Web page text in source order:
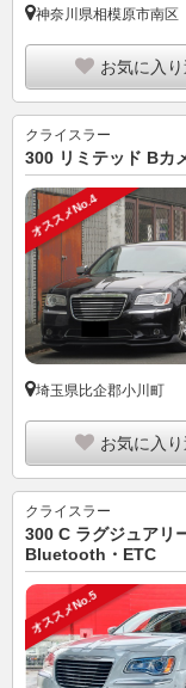
神奈川県相模原市南区
お気に入
クライスラー
300 リミテッド Bカ
オススメNo.4
埼玉県比企郡小川町
お気に入
クライスラー
300 C ラグジュアリ
Bluetooth・ETC
オススメNo.5